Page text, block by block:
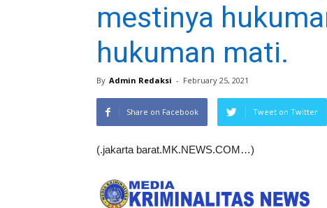
mestinya
hukuman mati.
By Admin Redaksi - February 25, 2021
Share on Facebook Tweet on Twitter
(.jakarta barat.MK.NEWS.COM…)